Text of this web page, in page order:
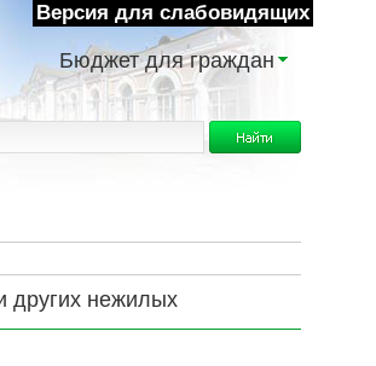
Версия для слабовидящих
Бюджет для граждан
других нежилых